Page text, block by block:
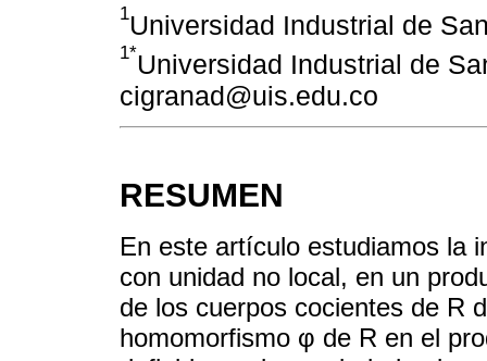
1Universidad Industrial de
1*Universidad Industrial de
cigranad@uis.edu.co
RESUMEN
En este artículo estudiamos la
con unidad no local, en un
de los cuerpos cocientes de R
homomorfismo φ de R en el